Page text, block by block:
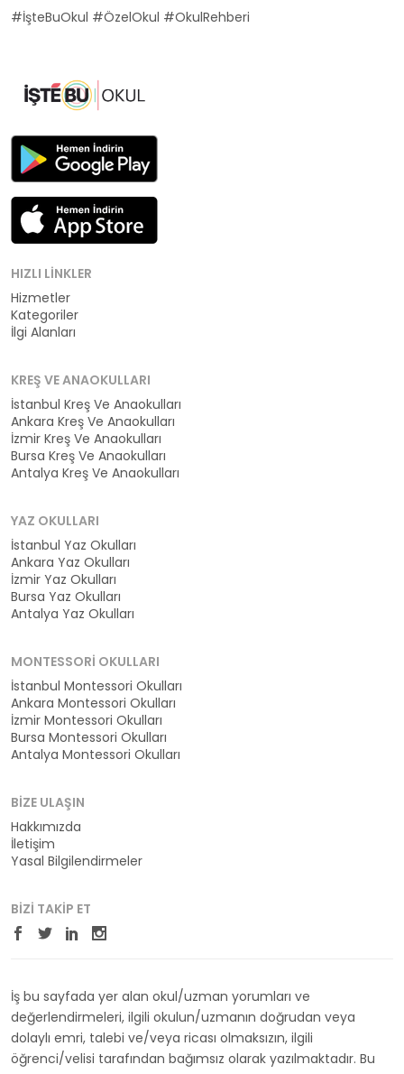
#İşteBuOkul #ÖzelOkul #OkulRehberi
HIZLI LINKLER
Hizmetler
Kategoriler
İlgi Alanları
KREŞ VE ANAOKULLARI
İstanbul Kreş Ve Anaokulları
Ankara Kreş Ve Anaokulları
İzmir Kreş Ve Anaokulları
Bursa Kreş Ve Anaokulları
Antalya Kreş Ve Anaokulları
YAZ OKULLARI
İstanbul Yaz Okulları
Ankara Yaz Okulları
İzmir Yaz Okulları
Bursa Yaz Okulları
Antalya Yaz Okulları
MONTESSORI OKULLARI
İstanbul Montessori Okulları
Ankara Montessori Okulları
İzmir Montessori Okulları
Bursa Montessori Okulları
Antalya Montessori Okulları
BIZE ULAŞIN
Hakkımızda
İletişim
Yasal Bilgilendirmeler
BIZI TAKIP ET
İş bu sayfada yer alan okul/uzman yorumları ve
değerlendirmeleri, ilgili okulun/uzmanın doğrudan veya
dolaylı emri, talebi ve/veya ricası olmaksızın, ilgili
öğrenci/velisi tarafından bağımsız olarak yazılmaktadır. Bu